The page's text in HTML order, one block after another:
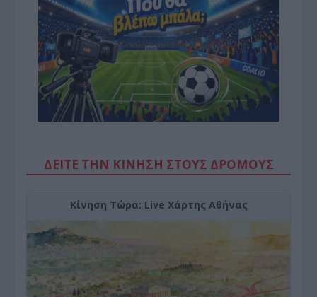
ΔΕΙΤΕ ΤΗΝ ΚΙΝΗΣΗ ΣΤΟΥΣ ΔΡΌΜΟΥΣ
Κίνηση Τώρα: Live Χάρτης Αθήνας